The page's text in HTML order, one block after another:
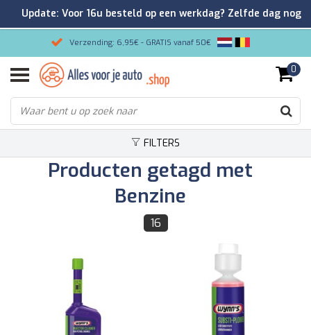
Verzending: 6,95€ - GRATIS vanaf 50€
Gemakkelijk bestellen/Veilig betalen
9.2/10 Klantenrating via Kiyoh!
0
FILTERS
Producten getagd met
Benzine
16
Update: Voor 16u besteld op een werkdag? Zelfde dag nog
verzonden!